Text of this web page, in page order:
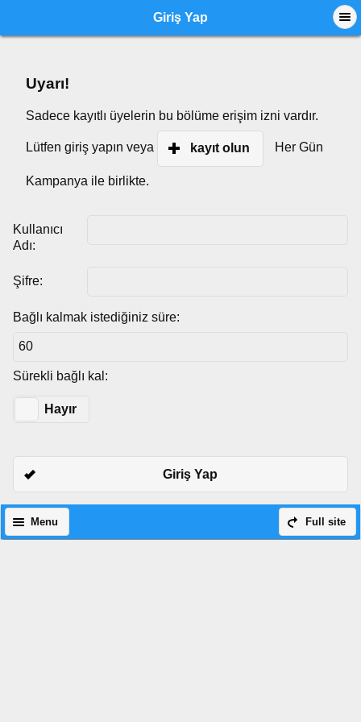
Giriş Yap
Uyarı!
Sadece kayıtlı üyelerin bu bölüme erişim izni vardır.
Lütfen giriş yapın veya kayıt olun Her Gün
Kampanya ile birlikte.
Kullanıcı
Adı:
Şifre:
Bağlı kalmak istediğiniz süre:
Sürekli bağlı kal:
Hayır
Giriş Yap
Full site
Menu